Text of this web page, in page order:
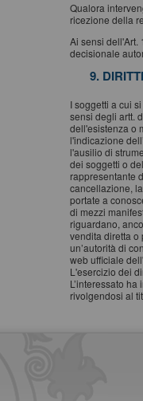
Qualora
ricezione della
Ai sensi dell'Art.
decisionale
9.
I soggetti a cui
sensi degli artt.
dell'esistenza o
l'indicazione
l'ausilio di
dei soggetti o
rappresentante
cancellazione,
portate a
di mezzi
riguardano,
vendita diretta o
un’autorità di
web ufficiale
L'esercizio dei
L’interessato
rivolgendosi al